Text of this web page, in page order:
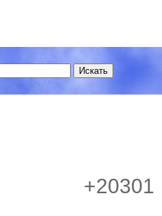
+20301